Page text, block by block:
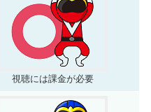
視聴には課金が必要